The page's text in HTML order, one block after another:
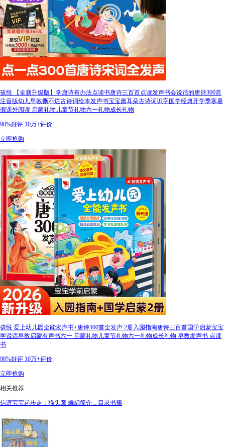
孩悦 【全新升级版】学唐诗有办法点读书唐诗三百首点读发声书会说话的唐诗300首
注音版幼儿早教撕不烂古诗词绘本发声书宝宝磨耳朵古诗词识字国学经典开学季寒暑
假课外阅读 启蒙礼物儿童节礼物六一礼物成长礼物
98%好评 10万+评价
立即抢购
孩悦 爱上幼儿园全能发声书+唐诗300首全发声 2册入园指南唐诗三百首国学启蒙宝宝
学说话早教启蒙有声书六一 启蒙礼物儿童节礼物六一礼物成长礼物 早教发声书 点读
书
98%好评 10万+评价
立即抢购
相关推荐
信谊宝宝起步走：猫头鹰 蝙蝠简介，目录书摘